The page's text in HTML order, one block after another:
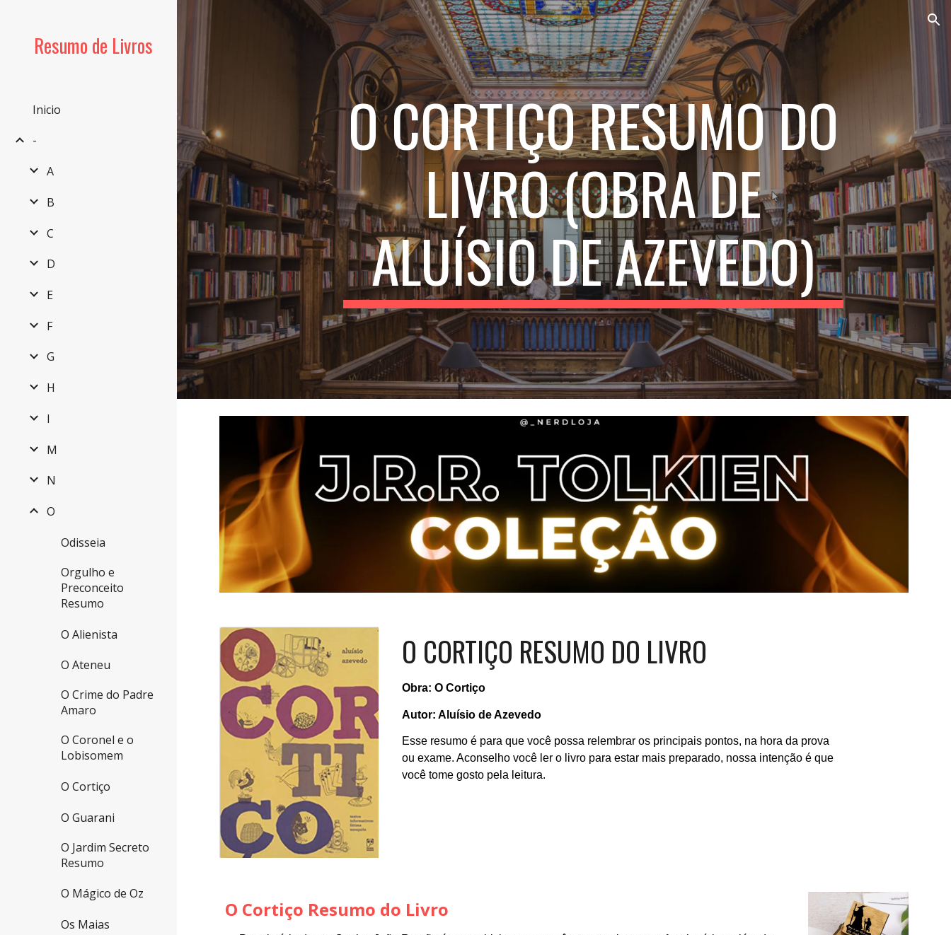
Skip to main content Skip to navigation
Resumo de Livros
Inicio
-
A
B
C
D
E
F
G
H
I
M
N
O
Odisseia
Orgulho e
Preconceito
Resumo
O Alienista
O Ateneu
O Crime do Padre
Amaro
O Coronel e o
Lobisomem
O Cortiço
O Guarani
O Jardim Secreto
Resumo
O Mágico de Oz
Os Maias
O CORTIÇO RESUMO DO
LIVRO(OBRA DE
ALUÍSIO DE AZEVEDO)
O CORTIÇO RESUMO DO LIVRO
Obra: O Cortiço
Autor: Aluísio de Azevedo
Esse resumo é para que você possa relembrar os principais pontos, na hora da prova
ou exame. Aconselho você ler o livro para estar mais preparado, nossa intenção é que
você tome gosto pela leitura.
O Cortiço Resumo do Livro